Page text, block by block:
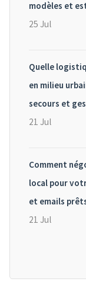
modèles et
25 Jul
Quelle
en milieu
secours et
21 Jul
Comment
local pour
et emails
21 Jul